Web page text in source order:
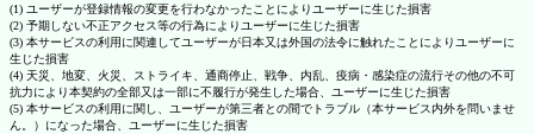
(1) ユーザーが登録情報の変更を行わなかったことによりユーザーに生じた損害
(2) 予期しない不正アクセス等の行為によりユーザーに生じた損害
(3) 本サービスの利用に関連してユーザーが日本又は外国の法令に触れたことによりユーザーに
生じた損害
(4) 天災、地変、火災、ストライキ、通商停止、戦争、内乱、疫病・感染症の流行その他の不可
抗力により本契約の全部又は一部に不履行が発生した場合、ユーザーに生じた損害
(5) 本サービスの利用に関し、ユーザーが第三者との間でトラブル（本サービス内外を問いませ
ん。）になった場合、ユーザーに生じた損害